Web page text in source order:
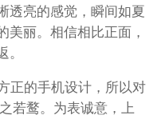
透亮的感觉，瞬间如夏
美丽。相信相比正面，
正的手机设计，所以对
若鹜。为表诚意，上